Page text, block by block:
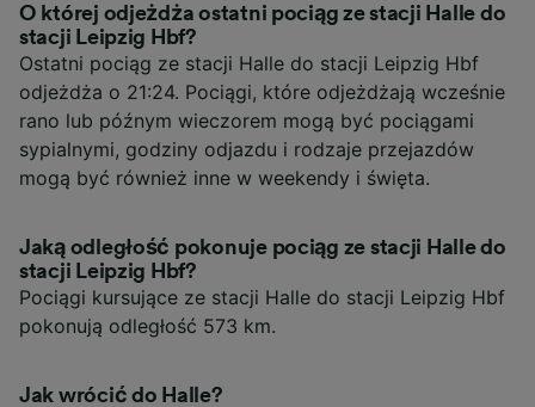
O której odjeżdża ostatni pociąg ze stacji Halle do
stacji Leipzig Hbf?
Ostatni pociąg ze stacji Halle do stacji Leipzig Hbf
odjeżdża o 21:24. Pociągi, które odjeżdżają wcześnie
rano lub późnym wieczorem mogą być pociągami
sypialnymi, godziny odjazdu i rodzaje przejazdów
mogą być również inne w weekendy i święta.
Jaką odległość pokonuje pociąg ze stacji Halle do
stacji Leipzig Hbf?
Pociągi kursujące ze stacji Halle do stacji Leipzig Hbf
pokonują odległość 573 km.
Jak wrócić do Halle?